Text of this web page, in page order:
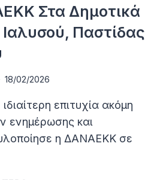
Στα Δημοτικά
Παστίδας
18/02/2026
επιτυχία ακόμη
ενημέρωσης και
η ΔΑΝΑΕΚΚ σε